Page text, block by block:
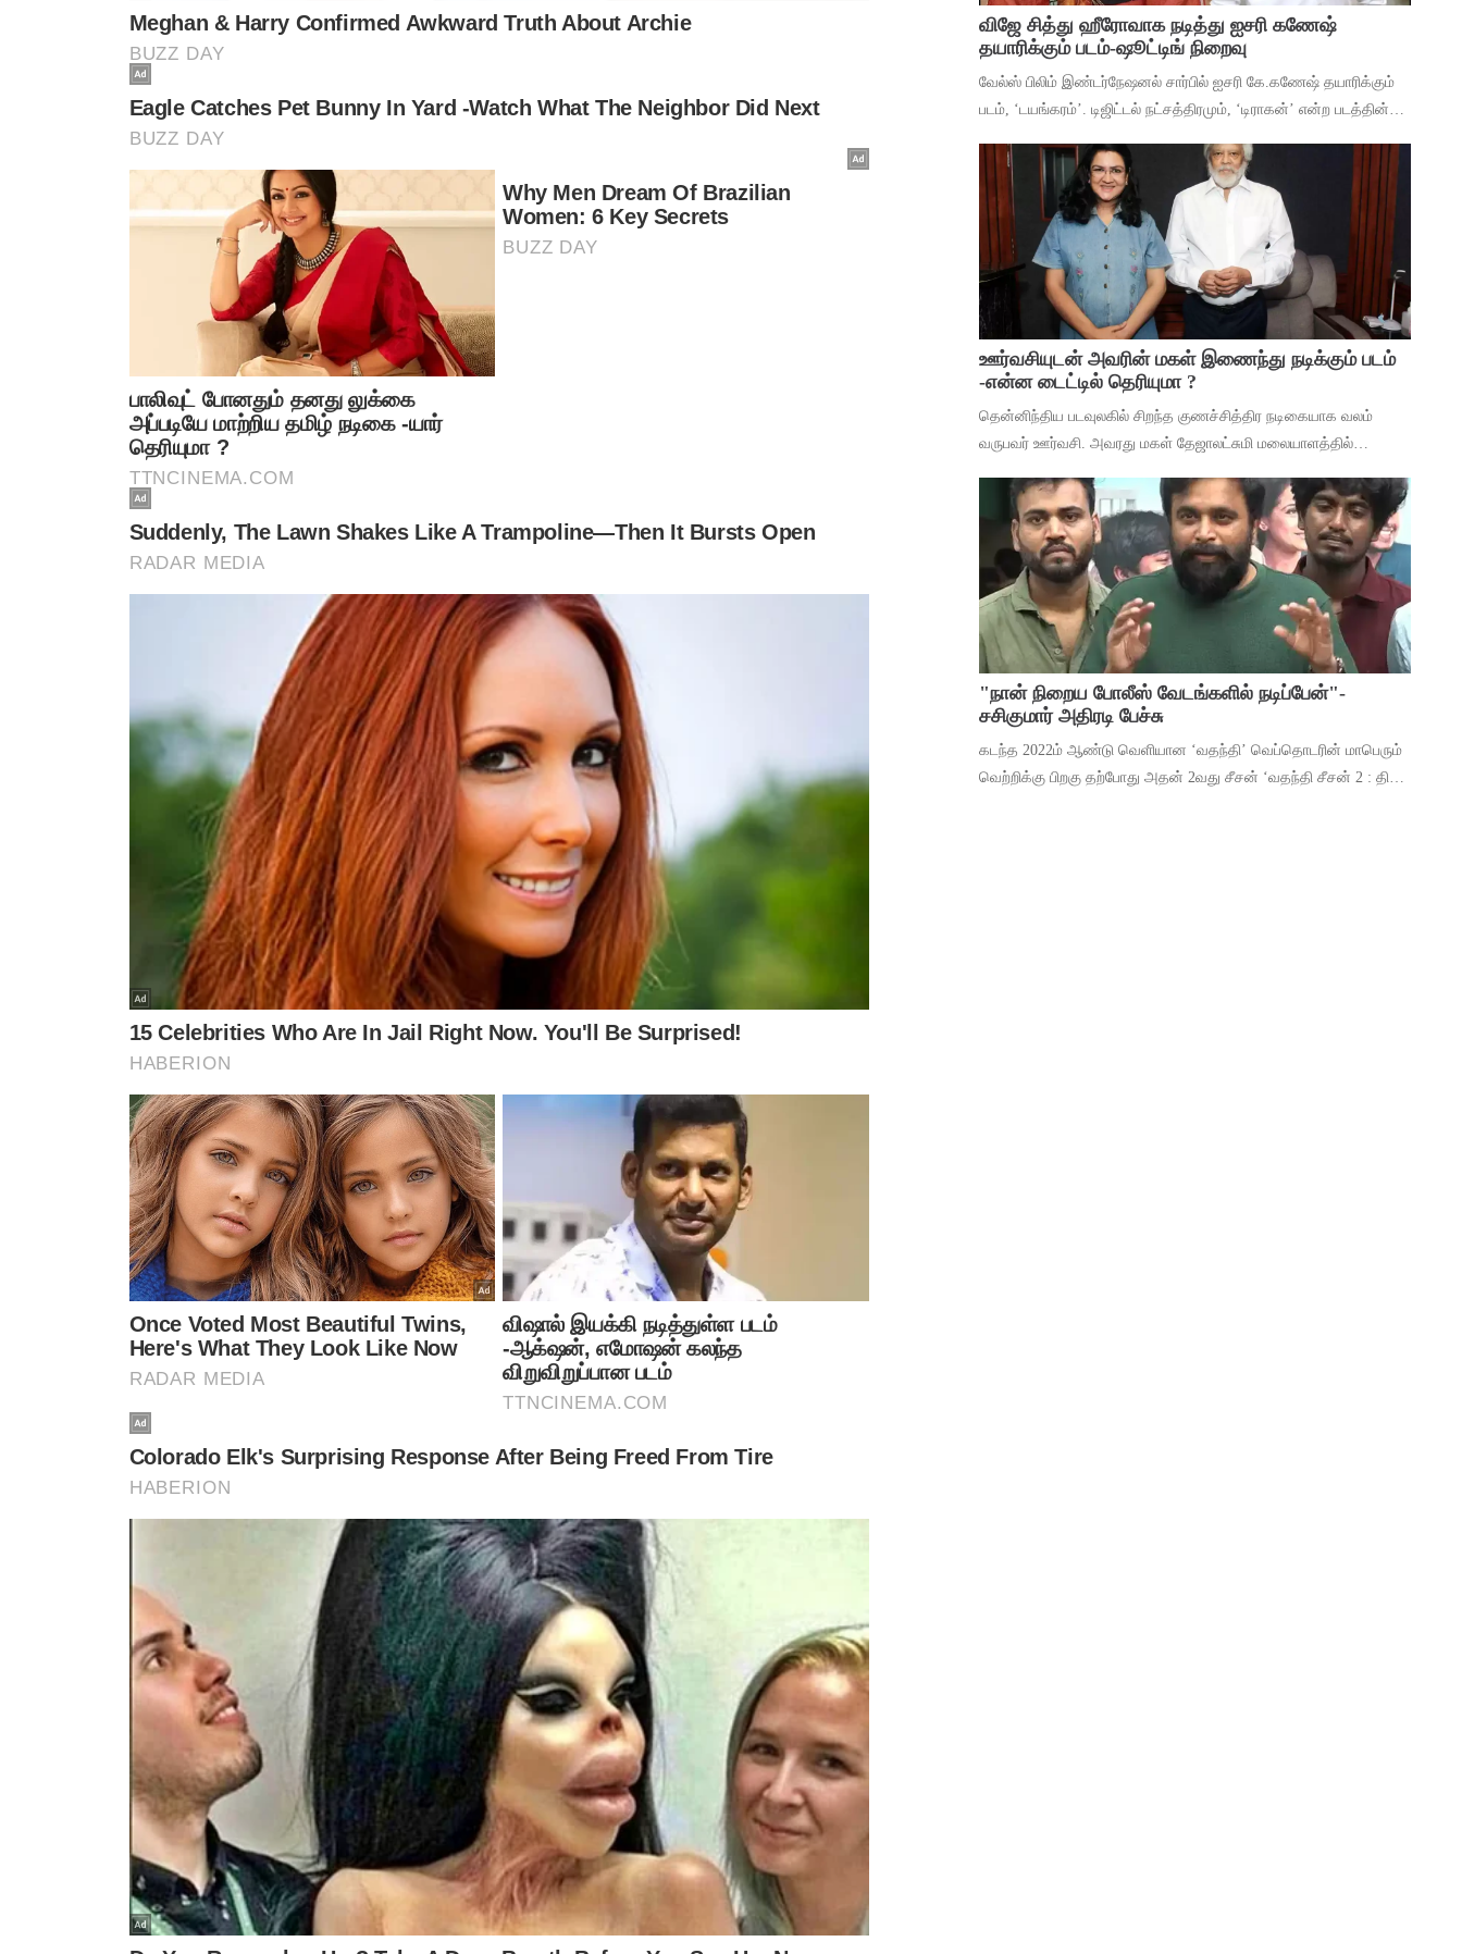
விஜே சித்து ஹீரோவாக நடித்து ஐசரி கணேஷ்
தயாரிக்கும் படம்-ஷூட்டிங் நிறைவு
வேல்ஸ் பிலிம் இண்டர்நேஷனல் சார்பில் ஐசரி கே.கணேஷ் தயாரிக்கும்
படம், ‘டயங்கரம்’. டிஜிட்டல் நட்சத்திரமும், ‘டிராகன்’ என்ற படத்தின்
நாயகனாக
ஊர்வசியுடன் அவரின் மகள் இணைந்து நடிக்கும் படம்
-என்ன டைட்டில் தெரியுமா ?
தென்னிந்திய படவுலகில் சிறந்த குணச்சித்திர நடிகையாக வலம்
வருபவர் ஊர்வசி. அவரது மகள் தேஜாலட்சுமி மலையாளத்தில்
அறிமுகமாகிறார். அடுத்ததாக ‘பாப்லோ பா
"நான் நிறைய போலீஸ் வேடங்களில் நடிப்பேன்"-
சசிகுமார் அதிரடி பேச்சு
கடந்த 2022ம் ஆண்டு வெளியான ‘வதந்தி’ வெப்தொடரின் மாபெரும்
வெற்றிக்கு பிறகு தற்போது அதன் 2வது சீசன் ‘வதந்தி சீசன் 2 : தி